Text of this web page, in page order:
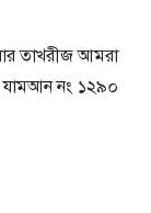
তাখরীজ আমরা
যামআন নং ১২৯০